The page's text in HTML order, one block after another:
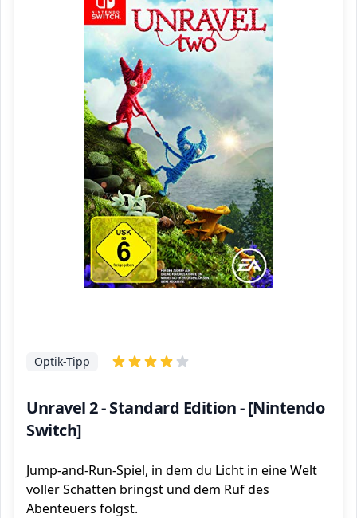
Unravel 2 - Standard Edition - [Nintendo
Switch]
Optik-Tipp
Jump-and-Run-Spiel, in dem du Licht in eine Welt
voller Schatten bringst und dem Ruf des
Abenteuers folgst.